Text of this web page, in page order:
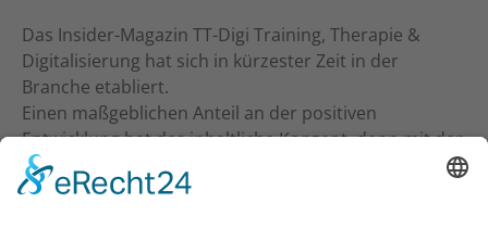
Das Insider-Magazin TT-Digi Training, Therapie &
Digitalisierung hat sich in kürzester Zeit in der
Branche etabliert.
Einen maßgeblichen Anteil an der positiven
Entwicklung hat das inhaltliche Konzept, denn mit der
inhaltlichen Ansprache an Studio-Inhaber, Trainer &
Therapeuten wurde ein neuer Standard gesetzt. Ein